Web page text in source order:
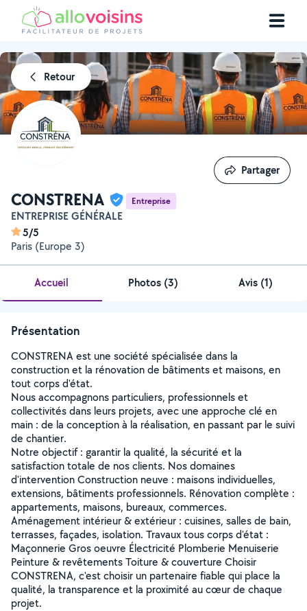
Retour
CONSTRENA Entreprise
ENTREPRISE GÉNÉRALE
5/5
Paris (Europe 3)
Partager
Partager
Accueil Photos (3) Avis (1)
Présentation
CONSTRENA est une société spécialisée dans la
construction et la rénovation de bâtiments et maisons, en
tout corps d'état.
Nous accompagnons particuliers, professionnels et
collectivités dans leurs projets, avec une approche clé en
main : de la conception à la réalisation, en passant par le suivi
de chantier.
Notre objectif : garantir la qualité, la sécurité et la
satisfaction totale de nos clients. Nos domaines
d'intervention Construction neuve : maisons individuelles,
extensions, bâtiments professionnels. Rénovation complète :
appartements, maisons, bureaux, commerces.
Aménagement intérieur & extérieur : cuisines, salles de bain,
terrasses, façades, isolation. Travaux tous corps d'état :
Maçonnerie Gros oeuvre Électricité Plomberie Menuiserie
Peinture & revêtements Toiture & couverture Choisir
CONSTRENA, c'est choisir un partenaire fiable qui place la
qualité, la transparence et la proximité au cœur de chaque
projet.